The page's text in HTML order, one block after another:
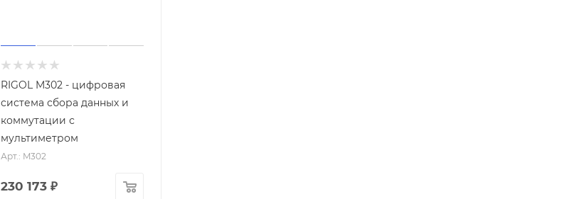
RIGOL M302 - цифровая
система сбора данных и
коммутации с
мультиметром
Арт.: M302
230 173 ₽